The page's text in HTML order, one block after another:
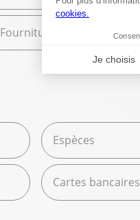
Fournitures scolaires
Espèces
Cartes bancaires